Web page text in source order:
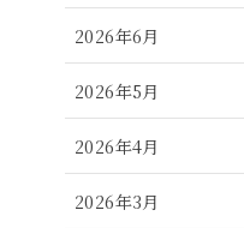
2026年6月
2026年5月
2026年4月
2026年3月